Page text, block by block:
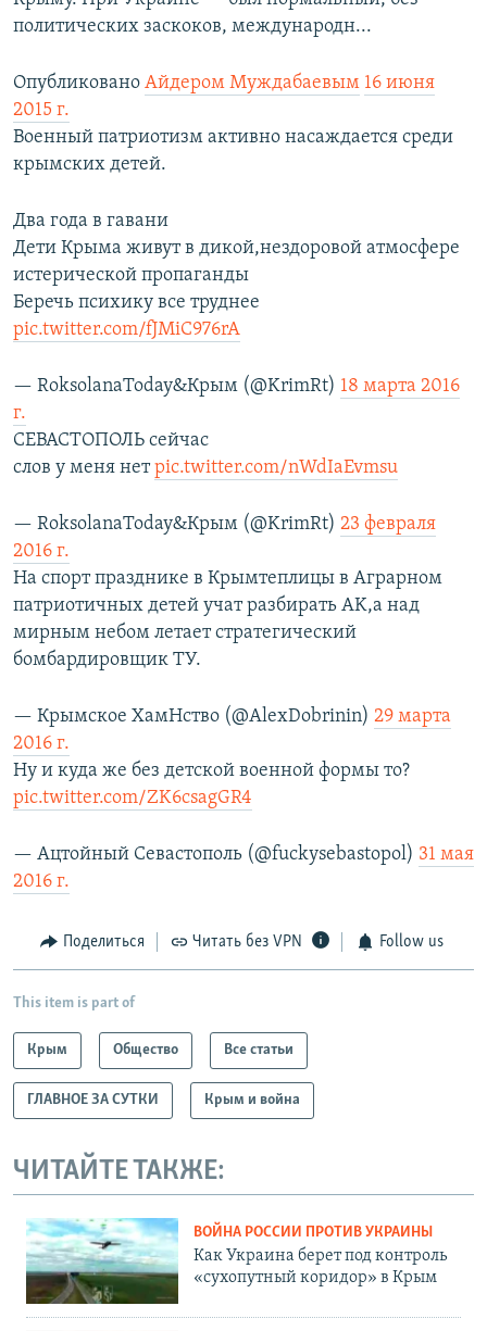
политических заскоков, международн...
Опубликовано Айдером Муждабаевым 16 июня
2015 г.
Военный патриотизм активно насаждается среди
крымских детей.
Два года в гавани
Дети Крыма живут в дикой,нездоровой атмосфере
истерической пропаганды
Беречь психику все труднее
pic.twitter.com/fJMiC976rA
— RoksolanaToday&Крым (@KrimRt) 18 марта 2016
г.
СЕВАСТОПОЛЬ сейчас
слов у меня нетpic.twitter.com/nWdIaEvmsu
— RoksolanaToday&Крым (@KrimRt) 23 февраля
2016 г.
На спорт празднике в Крымтеплицы в Аграрном
патриотичных детей учат разбирать AK,а над
мирным небом летает стратегический
бомбардировщик ТУ.
— Крымское ХамНство (@AlexDobrinin) 29 марта
2016 г.
Ну и куда же без детской военной формы то?
pic.twitter.com/ZK6csagGR4
— Ацтойный Севастополь (@fuckysebastopol) 31 мая
2016 г.
Поделиться Читать без VPN Follow us
This item is part of
Крым Общество Все статьи
ГЛАВНОЕ ЗА СУТКИ Крым и война
ЧИТАЙТЕ ТАКЖЕ:
ВОЙНА РОССИИ ПРОТИВ УКРАИНЫ
Как Украина берет под контроль
«сухопутный коридор» в Крым